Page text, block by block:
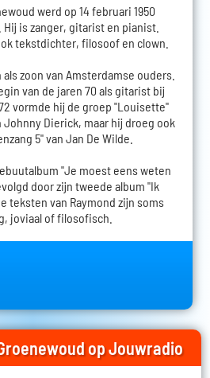
werd op 14 februari 1950
is zanger, gitarist en pianist.
tekstdichter, filosoof en clown.
zoon van Amsterdamse ouders.
van de jaren 70 als gitarist bij
vormde hij de groep "Louisette"
Johnny Dierick, maar hij droeg ook
5" van Jan De Wilde.
"Je moest eens weten
door zijn tweede album "Ik
teksten van Raymond zijn soms
joviaal of filosofisch.
op Jouwradio